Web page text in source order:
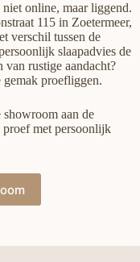
online, maar liggend.
115 in Zoetermeer,
verschil tussen de
slaapadvies de
rustige aandacht?
gemak proefliggen.
aan de
proef met persoonlijk